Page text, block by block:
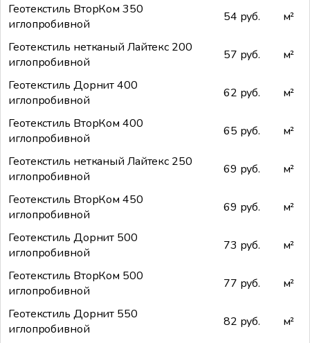
Геотекстиль ВторКом 350
иглопробивной
54 руб.
м²
Геотекстиль нетканый Лайтекс 200
иглопробивной
57 руб.
м²
Геотекстиль Дорнит 400
иглопробивной
62 руб.
м²
Геотекстиль ВторКом 400
иглопробивной
65 руб.
м²
Геотекстиль нетканый Лайтекс 250
иглопробивной
69 руб.
м²
Геотекстиль ВторКом 450
иглопробивной
69 руб.
м²
Геотекстиль Дорнит 500
иглопробивной
73 руб.
м²
Геотекстиль ВторКом 500
иглопробивной
77 руб.
м²
Геотекстиль Дорнит 550
иглопробивной
82 руб.
м²